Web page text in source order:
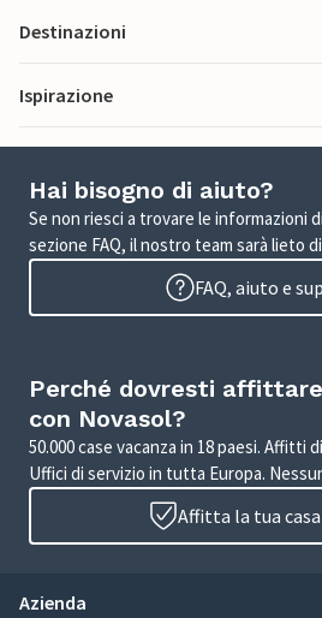
Destinazioni
Ispirazione
Hai bisogno di aiuto?
Se non riesci a trovare le informazioni
sezione FAQ, il nostro team sarà lieto
FAQ, aiuto e
Perché dovresti
con Novasol?
50.000 case vacanza in 18 paesi. Affitti
Uffici di servizio in tutta Europa.
Affitta la tua
Azienda